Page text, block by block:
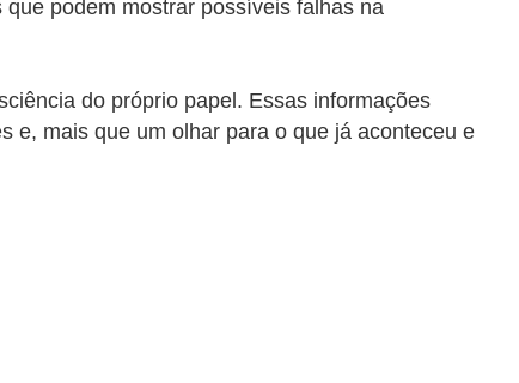
podem mostrar possíveis falhas na
do próprio papel. Essas informações
e, mais que um olhar para o que já aconteceu e